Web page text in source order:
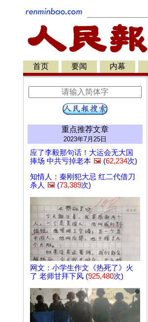
首页 要闻 内幕
重点推荐文章
2023年7月25日
应了李毅那句话！大运会无大国
捧场 中共亏掉老本 🖼️ (62,234次)
知情人：秦刚犯大忌 红二代借刀
杀人 🖼️ (73,389次)
网文：小学生作文《热死了》火
了 老师甘拜下风 (925,480次)